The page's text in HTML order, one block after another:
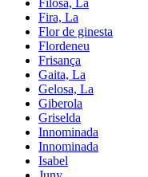
Filosa, La
Fira, La
Flor de ginesta
Flordeneu
Frisança
Gaita, La
Gelosa, La
Giberola
Griselda
Innominada
Innominada
Isabel